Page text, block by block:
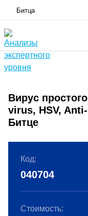
Битца
Вирус
virus, HSV,
Битце
Код:
040704
Стоимость: